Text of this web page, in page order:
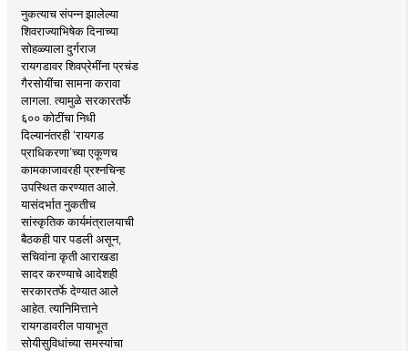
नुकत्याच संपन्न झालेल्या
शिवराज्याभिषेक दिनाच्या
सोहळ्याला दुर्गराज
रायगडावर शिवप्रेमींना प्रचंड
गैरसोयींचा सामना करावा
लागला. त्यामुळे सरकारतर्फे
६०० कोटींचा निधी
दिल्यानंतरही ‘रायगड
प्राधिकरणा’च्या एकूणच
कामकाजावरही प्रश्नचिन्ह
उपस्थित करण्यात आले.
यासंदर्भात नुकतीच
सांस्कृतिक कार्यमंत्रालयाची
बैठकही पार पडली असून,
सचिवांना कृती आराखडा
सादर करण्याचे आदेशही
सरकारतर्फे देण्यात आले
आहेत. त्यानिमित्ताने
रायगडावरील पायाभूत
सोयीसुविधांच्या समस्यांचा